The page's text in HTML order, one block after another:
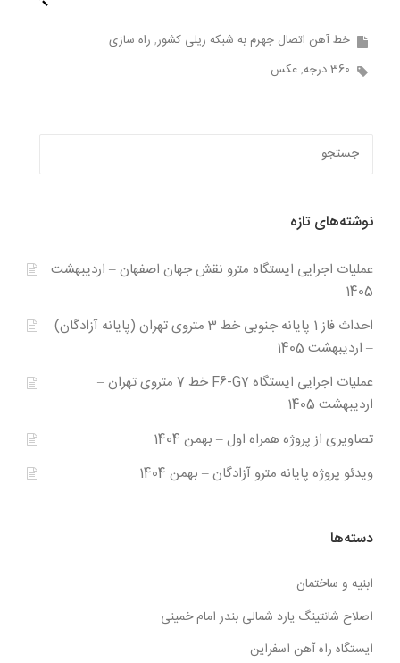
خط آهن اتصال جهرم به شبکه ریلی کشور راه سازی
360 درجه
عکس
برای:
نوشته‌های تازه
عملیات اجرایی ایستگاه مترو نقش جهان اصفهان – اردیبهشت
1405
احداث فاز 1 پایانه جنوبی خط 3 متروی تهران (پایانه آزادگان)
– اردیبهشت 1405
عملیات اجرایی ایستگاه F6-G7 خط 7 متروی تهران –
اردیبهشت 1405
تصاویری از پروژه همراه اول – بهمن 1404
ویدئو پروژه پایانه مترو آزادگان – بهمن 1404
دسته‌ها
ابنیه و ساختمان
اصلاح شانتینگ یارد شمالی بندر امام خمینی
ایستگاه راه آهن اسفراین